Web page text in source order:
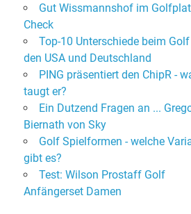
Gut Wissmannshof im
Check
Top-10 Unterschiede beim
den USA und Deutschland
PING präsentiert den ChipR -
taugt er?
Ein Dutzend Fragen an ...
Biernath von Sky
Golf Spielformen - welche
gibt es?
Test: Wilson Prostaff Golf
Anfängerset Damen